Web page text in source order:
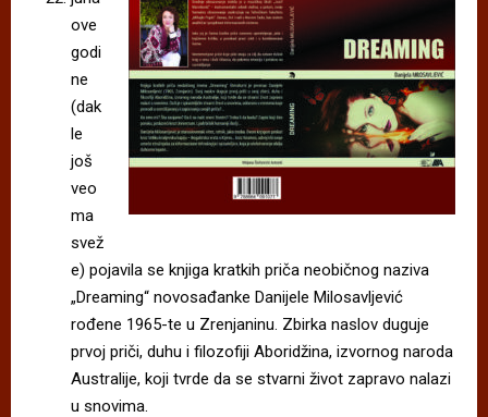
ove
godi
ne
(dak
le
još
veo
ma
svež
e) pojavila se knjiga kratkih priča neobičnog naziva
„Dreaming“ novosađanke Danijele Milosavljević
rođene 1965-te u Zrenjaninu. Zbirka naslov duguje
prvoj priči, duhu i filozofiji Aboridžina, izvornog naroda
Australije, koji tvrde da se stvarni život zapravo nalazi
u snovima.